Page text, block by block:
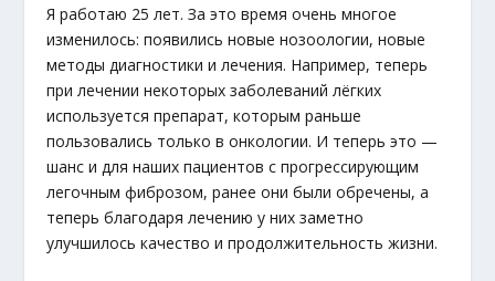
Я работаю 25 лет. За это время очень многое
изменилось: появились новые нозоологии, новые
методы диагностики и лечения. Например, теперь
при лечении некоторых заболеваний лёгких
используется препарат, которым раньше
пользовались только в онкологии. И теперь это —
шанс и для наших пациентов с прогрессирующим
легочным фиброзом, ранее они были обречены, а
теперь благодаря лечению у них заметно
улучшилось качество и продолжительность жизни.